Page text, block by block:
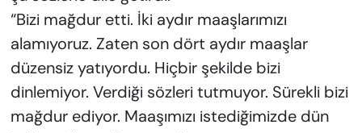
“Bizi mağdur etti. İki aydır maaşlarımızı
alamıyoruz. Zaten son dört aydır maaşlar
düzensiz yatıyordu. Hiçbir şekilde bizi
dinlemiyor. Verdiği sözleri tutmuyor. Sürekli bizi
mağdur ediyor. Maaşımızı istediğimizde dün